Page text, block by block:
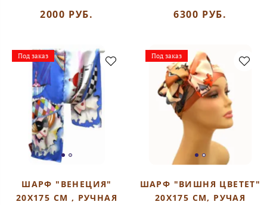
2000 РУБ. 6300 РУБ.
Под заказ
ШАРФ "ВЕНЕЦИЯ"
20Х175 СМ , РУЧНАЯ
Под заказ
ШАРФ "ВИШНЯ ЦВЕТЕТ"
20Х175 СМ, РУЧАЯ